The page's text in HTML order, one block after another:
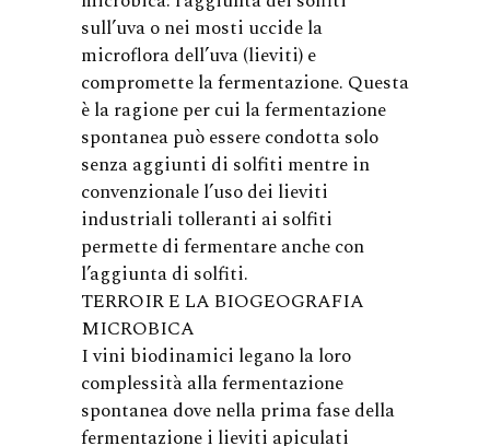
sull’uva o nei mosti uccide la
microflora dell’uva (lieviti) e
compromette la fermentazione. Questa
è la ragione per cui la fermentazione
spontanea può essere condotta solo
senza aggiunti di solfiti mentre in
convenzionale l’uso dei lieviti
industriali tolleranti ai solfiti
permette di fermentare anche con
l’aggiunta di solfiti.
TERROIR E LA BIOGEOGRAFIA
MICROBICA
I vini biodinamici legano la loro
complessità alla fermentazione
spontanea dove nella prima fase della
fermentazione i lieviti apiculati